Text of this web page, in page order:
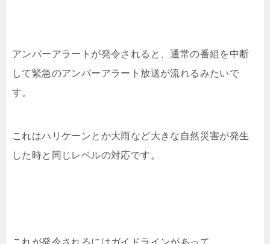
アンバーアラートが発令されると、通常の番組を中断
して緊急のアンバーアラート放送が流れるみたいで
す。
これはハリケーンとか大雨など大きな自然災害が発生
した時と同じレベルの対応です。
これが発令されるにはガイドラインがあって、